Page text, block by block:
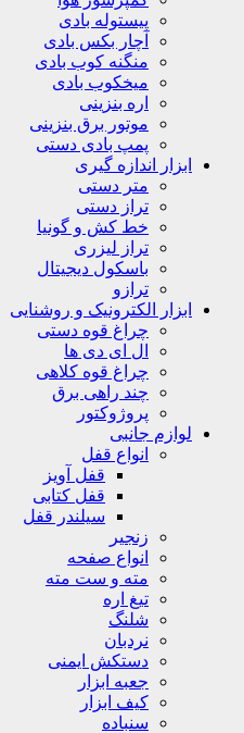
پیستوله بادی
آچار بکس بادی
منگنه کوب بادی
میخکوب بادی
اره بنزینی
موتور برق بنزینی
پمپ بادی دستی
ابزار اندازه گیری
متر دستی
تراز دستی
خط کش و گونیا
تراز لیزری
باسکول دیجیتال
ترازو
ابزار الکترونیک و روشنایی
چراغ قوه دستی
ال ای دی ها
چراغ قوه کلاهی
چند راهی برق
پروژوکتور
لوازم جانبی
انواع قفل
قفل آویز
قفل کتابی
سیلندر قفل
زنجیر
انواع صفحه
مته و ست مته
تیغ اره
شلنگ
نردبان
دستکش ایمنی
جعبه ابزار
کیف ابزار
سنباده